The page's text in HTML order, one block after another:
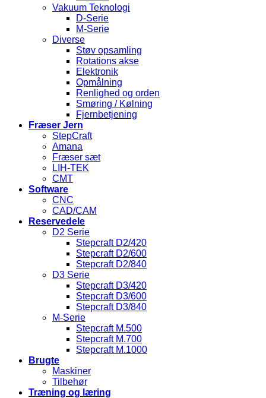
Vakuum Teknologi
D-Serie
M-Serie
Diverse
Støv opsamling
Rotations akse
Elektronik
Opmålning
Renlighed og orden
Smøring / Kølning
Fjernbetjening
Fræser Jern
StepCraft
Amana
Fræser sæt
LIH-TEK
CMT
Software
CNC
CAD/CAM
Reservedele
D2 Serie
Stepcraft D2/420
Stepcraft D2/600
Stepcraft D2/840
D3 Serie
Stepcraft D3/420
Stepcraft D3/600
Stepcraft D3/840
M-Serie
Stepcraft M.500
Stepcraft M.700
Stepcraft M.1000
Brugte
Maskiner
Tilbehør
Træning og læring